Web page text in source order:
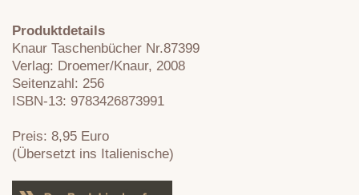
Produktdetails
Knaur Taschenbücher Nr.87399
Verlag: Droemer/Knaur, 2008
Seitenzahl: 256
ISBN-13: 9783426873991
Preis: 8,95 Euro
(Übersetzt ins Italienische)